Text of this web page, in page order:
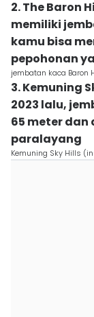
2. The Baron
memiliki
kamu bisa
pepohonan
jembatan kaca
3. Kemuning
2023 lalu,
65 meter
paralayang
Kemuning Sky Hills